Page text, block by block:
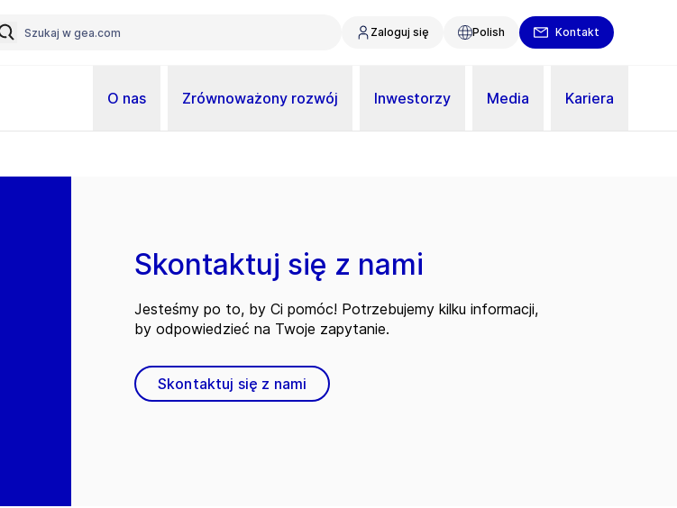
Zaloguj się Polish Kontakt
O nas Zrównoważony rozwój Inwestorzy Media Kariera
Skontaktuj się z nami
Jesteśmy po to, by Ci pomóc! Potrzebujemy kilku informacji,
by odpowiedzieć na Twoje zapytanie.
Skontaktuj się z nami